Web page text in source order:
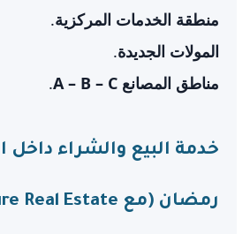
منطقة الخدمات المركزية.
المولات الجديدة.
مناطق المصانع A – B – C
.
خدمة البيع والشراء
رمضان (مع Future Real Estate)